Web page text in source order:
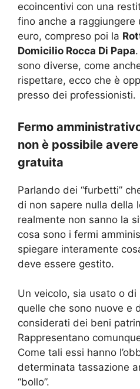
ecoincentivi con una
fino anche a
euro, compreso poi la
Domicilio Rocca Di Papa
sono diverse, come
rispettare, ecco che è
presso dei professionisti.
Fermo
non è possibile
gratuita
Parlando dei “furbetti”
di non sapere nulla della
realmente non sanno la
cosa sono i fermi
spiegare interamente
deve essere gestito.
Un veicolo, sia usato o
quelle che sono nuove e
considerati dei beni
Rappresentano
Come tali essi hanno
determinata tassazione
“bollo”.